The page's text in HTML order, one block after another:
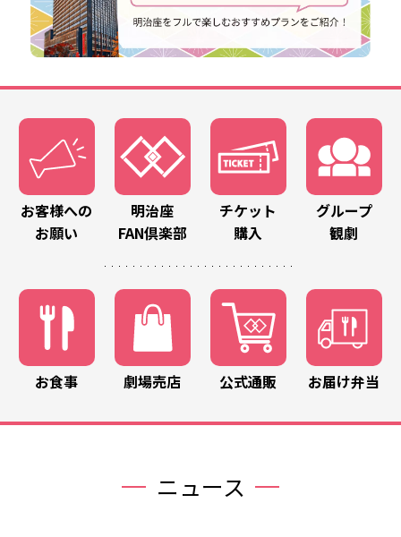
お客様への
お願い
明治座
FAN倶楽部
チケット
購入
グループ
観劇
お食事 劇場売店 公式通販 お届け弁当
ニュース